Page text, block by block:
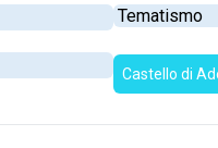
Castello di